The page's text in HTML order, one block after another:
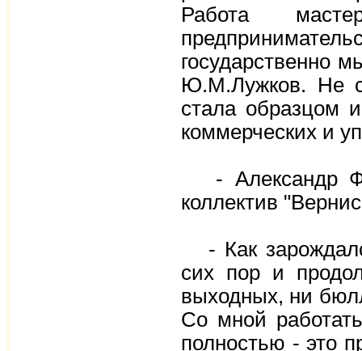
Работа
государственно
Ю.М.Лужков. Не
стала образцом
коммерческих и
- Александр
коллектив
- Как
сих пор и
выходных, ни
Со мной
полностью - это